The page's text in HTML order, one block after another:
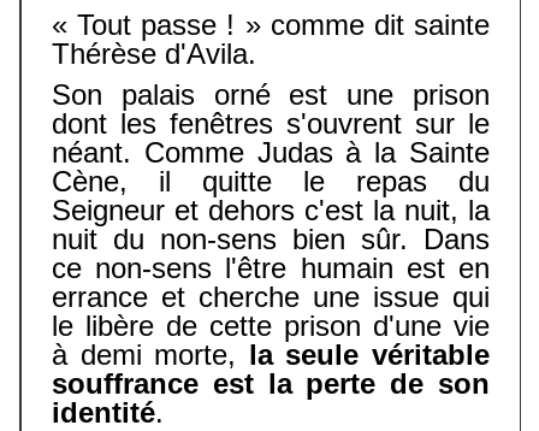
« Tout passe ! » comme dit sainte
Thérèse d'Avila.
Son palais orné est une prison
dont les fenêtres s'ouvrent sur le
néant. Comme Judas à la Sainte
Cène, il quitte le repas du
Seigneur et dehors c'est la nuit, la
nuit du non-sens bien sûr. Dans
ce non-sens l'être humain est en
errance et cherche une issue qui
le libère de cette prison d'une vie
à demi morte, la seule véritable
souffrance est la perte de son
identité.